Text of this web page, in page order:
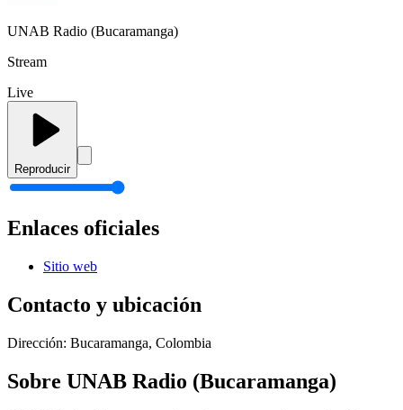
UNAB Radio (Bucaramanga)
Stream
Live
Reproducir
Enlaces oficiales
Sitio web
Contacto y ubicación
Dirección: Bucaramanga, Colombia
Sobre UNAB Radio (Bucaramanga)